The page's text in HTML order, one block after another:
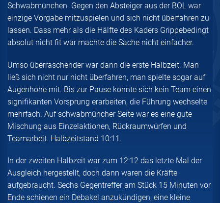
Schwabmünchen. Gegen den Absteiger aus der BOL war
einzige Vorgabe mitzuspielen und sich nicht überfahren zu
lassen. Dass mehr als die Hälfte des Kaders Grippebedingt
absolut nicht fit war machte die Sache nicht einfacher.
Umso überraschender war dann die erste Halbzeit. Man
ließ sich nicht nur nicht überfahren, man spielte sogar auf
Augenhöhe mit. Bis zur Pause konnte sich kein Team einen
signifikanten Vorsprung erarbeiten, die Führung wechselte
mehrfach. Auf schwabmüncher Seite war es eine gute
Mischung aus Einzelaktionen, Rückraumwürfen und
Teamarbeit. Halbzeitstand 10:11.
In der zweiten Halbzeit war zum 12:12 das letzte Mal der
Ausgleich hergestellt, doch dann waren die Kräfte
aufgebraucht. Sechs Gegentreffer am Stück 15 Minuten vor
Ende schienen ein Debakel anzukündigen, eine kleine